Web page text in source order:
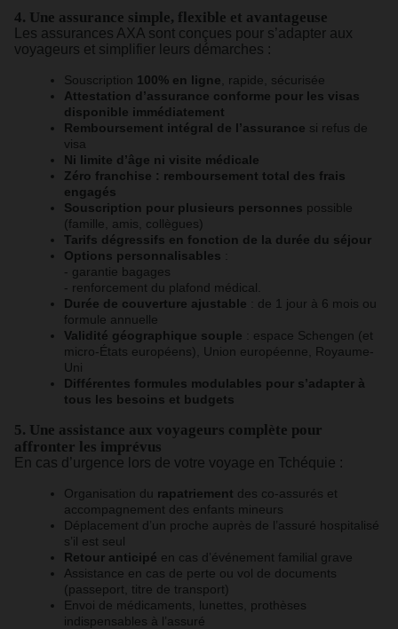
4. Une assurance simple, flexible et avantageuse
Les assurances AXA sont conçues pour s’adapter aux
voyageurs et simplifier leurs démarches :
Souscription 100% en ligne , rapide, sécurisée
Attestation d’assurance conforme pour les visas
disponible immédiatement
Remboursement intégral de l’assurance si refus de
visa
Ni limite d’âge ni visite médicale
Zéro franchise : remboursement total des frais
engagés
Souscription pour plusieurs personnes possible
(famille, amis, collègues)
Tarifs dégressifs en fonction de la durée du séjour
Options personnalisables
- garantie bagages
- renforcement du plafond médical.
Durée de couverture ajustable : de 1 jour à 6 mois ou
formule annuelle
Validité géographique souple : espace Schengen (et
micro-États européens), Union européenne, Royaume-
Uni
Différentes formules modulables pour s’adapter à
tous les besoins et budgets
5. Une assistance aux voyageurs complète pour
affronter les imprévus
En cas d’urgence lors de votre voyage en Tchéquie :
Organisation du rapatriement des co-assurés et
accompagnement des enfants mineurs
Déplacement d’un proche auprès de l’assuré hospitalisé
s’il est seul
Retour anticipé en cas d’événement familial grave
Assistance en cas de perte ou vol de documents
(passeport, titre de transport)
Envoi de médicaments, lunettes, prothèses
indispensables à l’assuré